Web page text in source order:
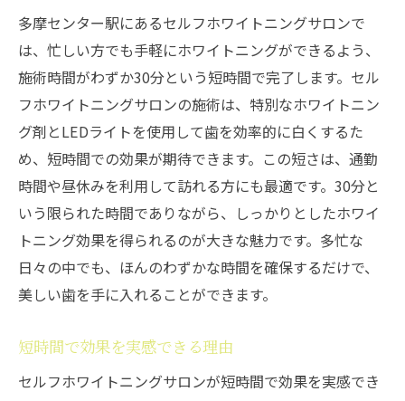
多摩センター駅にあるセルフホワイトニングサロンで
は、忙しい方でも手軽にホワイトニングができるよう、
施術時間がわずか30分という短時間で完了します。セル
フホワイトニングサロンの施術は、特別なホワイトニン
グ剤とLEDライトを使用して歯を効率的に白くするた
め、短時間での効果が期待できます。この短さは、通勤
時間や昼休みを利用して訪れる方にも最適です。30分と
いう限られた時間でありながら、しっかりとしたホワイ
トニング効果を得られるのが大きな魅力です。多忙な
日々の中でも、ほんのわずかな時間を確保するだけで、
美しい歯を手に入れることができます。
短時間で効果を実感できる理由
セルフホワイトニングサロンが短時間で効果を実感でき